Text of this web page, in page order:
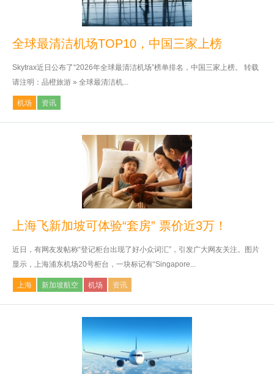
全球最清洁机场TOP10，中国三家上榜
Skytrax近日公布了“2026年全球最清洁机场”榜单排名，中国三家上榜。 转载
请注明：品橙旅游 » 全球最清洁机...
机场 资讯
上海飞新加坡可体验“套房” 票价近3万！
近日，有网友发帖称“登记柜台出现了好小众词汇”，引发广大网友关注。图片
显示，上海浦东机场20号柜台，一块标记有“Singapore...
上海 新加坡航空 机场 资讯